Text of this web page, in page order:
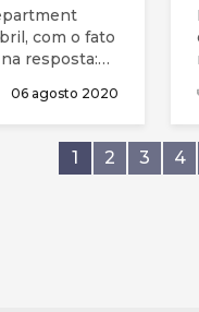
com o fato
resposta:
Bem, a
drasticamente
dia eu era
06 agosto 2020
1 2 3 4